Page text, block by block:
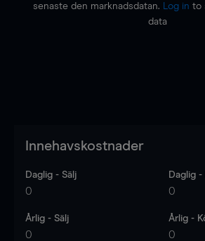
senaste den marknadsdatan.
Log in to
data
Innehavskostnader
Daglig - Sälj
0
Daglig -
0
Årlig - Sälj
0
Årlig -
0